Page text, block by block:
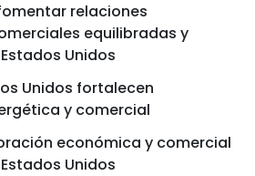
relaciones
equilibradas y
Unidos
Unidos fortalecen
y comercial
económica y comercial
Unidos